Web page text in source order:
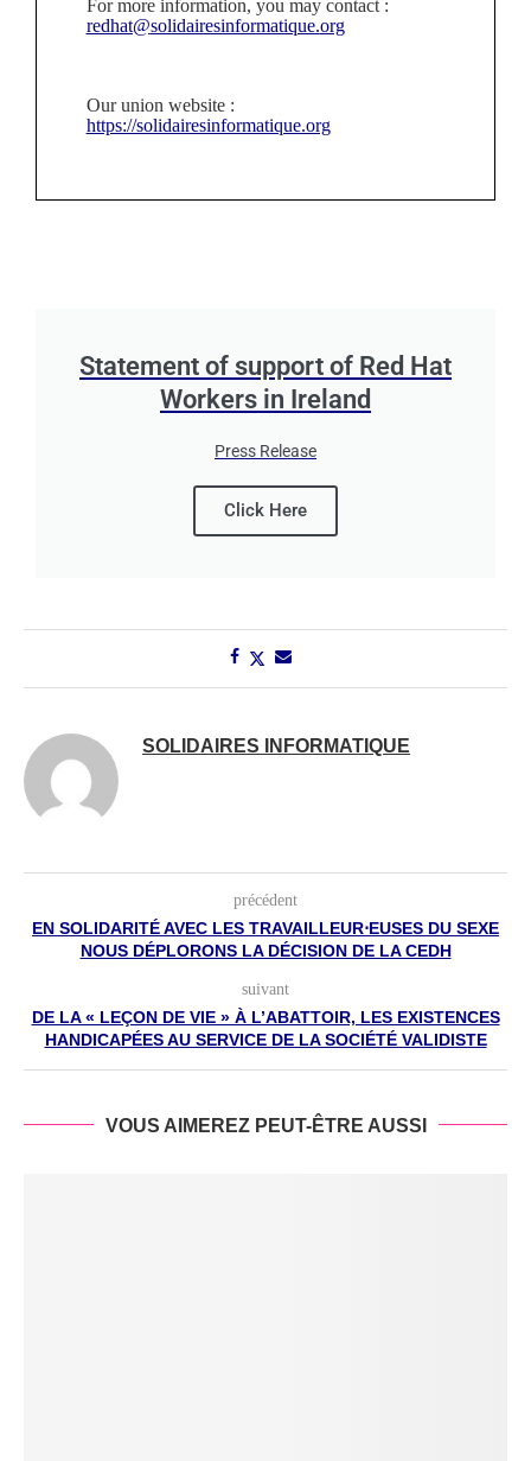
For more information, you may contact :
redhat@solidairesinformatique.org
Our union website :
https://solidairesinformatique.org
Statement of support of Red Hat
Workers in Ireland
Press Release
Click Here
SOLIDAIRES INFORMATIQUE
précédent
EN SOLIDARITÉ AVEC LES TRAVAILLEUR⋅EUSES DU SEXE
NOUS DÉPLORONS LA DÉCISION DE LA CEDH
suivant
DE LA « LEÇON DE VIE » À L’ABATTOIR, LES EXISTENCES
HANDICAPÉES AU SERVICE DE LA SOCIÉTÉ VALIDISTE
VOUS AIMEREZ PEUT-ÊTRE AUSSI